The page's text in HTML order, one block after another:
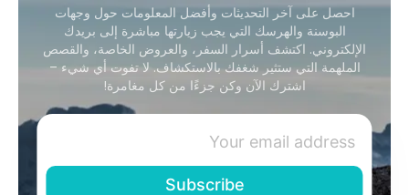
احصل على آخر التحديثات وأفضل المعلومات حول وجهات
البوسنة والهرسك التي يجب زيارتها مباشرة إلى بريدك
الإلكتروني. اكتشف أسرار السفر، والعروض الخاصة، والقصص
الملهمة التي ستثير شغفك بالاستكشاف. لا تفوت أي شيء –
اشترك الآن وكن جزءًا من كل مغامرة!